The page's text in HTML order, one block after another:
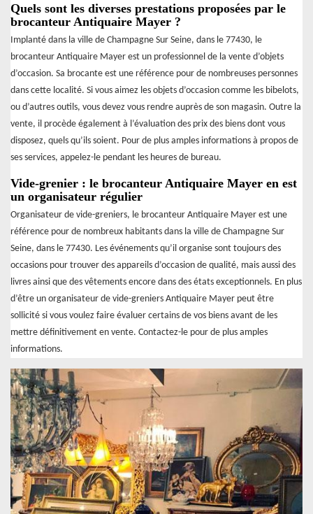
Quels sont les diverses prestations proposées par le
brocanteur Antiquaire Mayer ?
Implanté dans la ville de Champagne Sur Seine, dans le 77430, le
brocanteur Antiquaire Mayer est un professionnel de la vente d’objets
d’occasion. Sa brocante est une référence pour de nombreuses personnes
dans cette localité. Si vous aimez les objets d’occasion comme les bibelots,
ou d’autres outils, vous devez vous rendre auprès de son magasin. Outre la
vente, il procède également à l’évaluation des prix des biens dont vous
disposez, quels qu’ils soient. Pour de plus amples informations à propos de
ses services, appelez-le pendant les heures de bureau.
Vide-grenier : le brocanteur Antiquaire Mayer en est
un organisateur régulier
Organisateur de vide-greniers, le brocanteur Antiquaire Mayer est une
référence pour de nombreux habitants dans la ville de Champagne Sur
Seine, dans le 77430. Les événements qu’il organise sont toujours des
occasions pour trouver des appareils d’occasion de qualité, mais aussi des
livres ainsi que des vêtements encore dans des états exceptionnels. En plus
d’être un organisateur de vide-greniers Antiquaire Mayer peut être
sollicité si vous voulez faire évaluer certains de vos biens avant de les
mettre définitivement en vente. Contactez-le pour de plus amples
informations.